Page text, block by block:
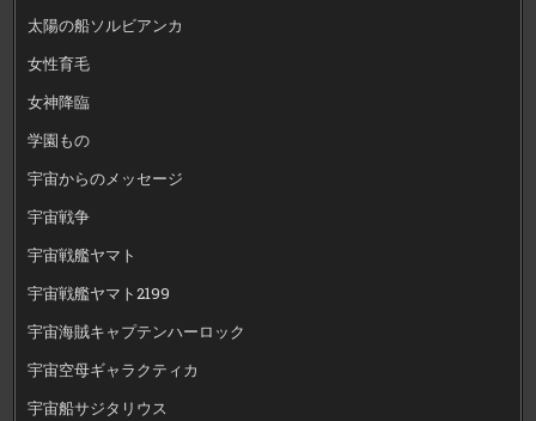
太陽の船ソルビアンカ
女性育毛
女神降臨
学園もの
宇宙からのメッセージ
宇宙戦争
宇宙戦艦ヤマト
宇宙戦艦ヤマト2199
宇宙海賊キャプテンハーロック
宇宙空母ギャラクティカ
宇宙船サジタリウス